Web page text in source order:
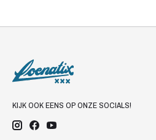
KIJK OOK EENS OP ONZE SOCIALS!